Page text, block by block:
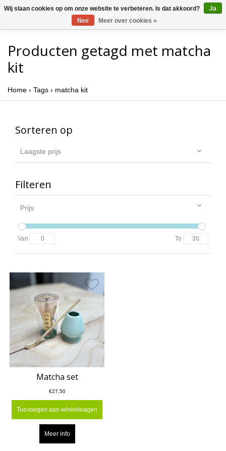
Producten getagd met matcha
kit
Home › Tags › matcha kit
Sorteren op
Laagste prijs
Filteren
Prijs
Van To
Matcha set
€27,50
Toevoegen aan winkelwagen
Meer info
Wij slaan cookies op om onze website te verbeteren. Is dat akkoord?
Ja
Nee
Meer over cookies »